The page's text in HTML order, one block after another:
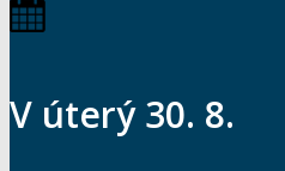
V úterý 30. 8.